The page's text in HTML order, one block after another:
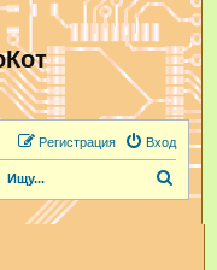
Вход
Регистрация
Ищу...